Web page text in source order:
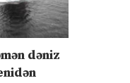
dəniz